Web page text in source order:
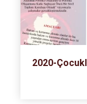
2020-